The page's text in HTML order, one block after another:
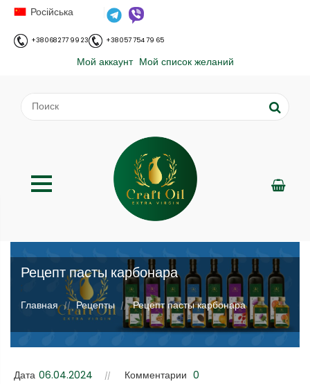
Російська
+38 068 277 99 23 +38 057 754 79 65
Мой аккаунт Мой список желаний
Рецепт пасты карбонара
;
Главная // Рецепты // Рецепт пасты карбонара
Дата 06.04.2024 Комментарии 0